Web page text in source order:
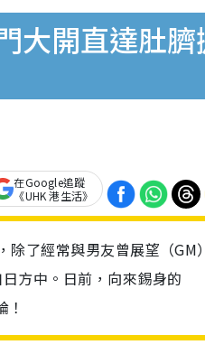
大開直達肚
在Google追蹤
《UHK 港生活》
了經常與男友曾展望（GM）
方中。日前，向來錫身的